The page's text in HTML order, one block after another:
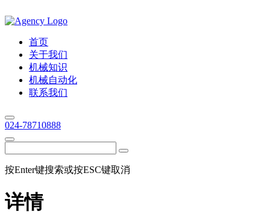
首页
关于我们
机械知识
机械自动化
联系我们
024-78710888
按Enter键搜索或按ESC键取消
详情